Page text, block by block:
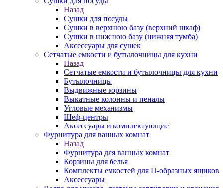
Назад
Сушки для посуды
Сушки в верхнюю базу (верхний шкаф)
Сушки в нижнюю базу (нижняя тумба)
Аксессуары для сушек
Сетчатые емкости и бутылочницы для кухни
Назад
Сетчатые емкости и бутылочницы для кухни
Бутылочницы
Выдвижные корзины
Выкатные колонны и пеналы
Угловые механизмы
Шеф-центры
Аксессуары и комплектующие
Фурнитура для ванных комнат
Назад
Фурнитура для ванных комнат
Корзины для белья
Комплекты емкостей для П-образных ящиков
Аксессуары